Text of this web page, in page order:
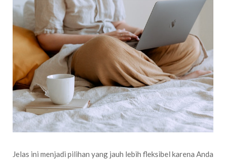
Jelas ini menjadi pilihan yang jauh lebih fleksibel karena Anda